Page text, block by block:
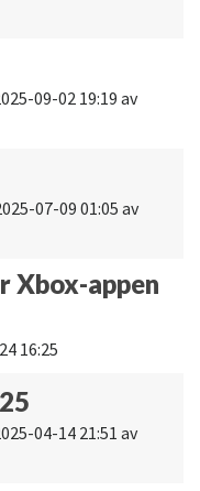
09-02 19:19 av
07-09 01:05 av
Xbox-appen
16:25
04-14 21:51 av